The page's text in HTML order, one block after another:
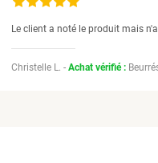
Le client a noté le produit mais
Christelle L. -Achat vérifié :